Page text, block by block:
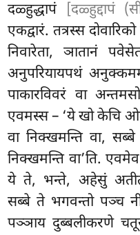
दळ्हुद्धापं
[दळ्हुद्दापं
एकद्वारं. तत्रस्स
निवारेता, ञातानं
अनुपरियायपथं
पाकारविवरं वा
एवमस्स – ‘ये खो केचि
वा निक्खमन्ति वा, सब्बे
निक्खमन्ति वा’ति.
ये ते, भन्ते, अहेसुं
सब्बे ते भगवन्तो पञ्च
पञ्ञाय दुब्बलीकरणे चतूसु